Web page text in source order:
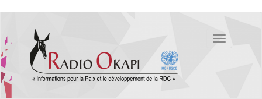
contenu
principal
Toggle